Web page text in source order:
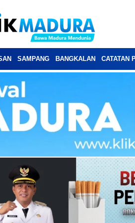
SAMPANG BANGKALAN CATATAN